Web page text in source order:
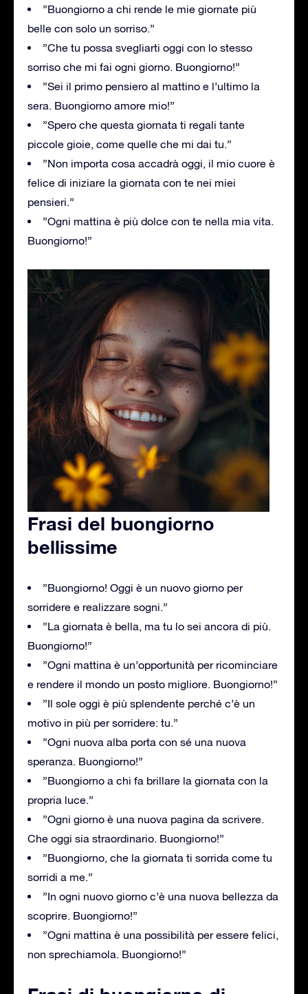
”Buongiorno a chi rende le mie giornate più
belle con solo un sorriso.”
”Che tu possa svegliarti oggi con lo stesso
sorriso che mi fai ogni giorno. Buongiorno!”
”Sei il primo pensiero al mattino e l’ultimo la
sera. Buongiorno amore mio!”
”Spero che questa giornata ti regali tante
piccole gioie, come quelle che mi dai tu.”
”Non importa cosa accadrà oggi, il mio cuore è
felice di iniziare la giornata con te nei miei
pensieri.”
”Ogni mattina è più dolce con te nella mia vita.
Buongiorno!”
Frasi del buongiorno
bellissime
”Buongiorno! Oggi è un nuovo giorno per
sorridere e realizzare sogni.”
”La giornata è bella, ma tu lo sei ancora di più.
Buongiorno!”
”Ogni mattina è un’opportunità per ricominciare
e rendere il mondo un posto migliore. Buongiorno!”
”Il sole oggi è più splendente perché c’è un
motivo in più per sorridere: tu.”
”Ogni nuova alba porta con sé una nuova
speranza. Buongiorno!”
”Buongiorno a chi fa brillare la giornata con la
propria luce.”
”Ogni giorno è una nuova pagina da scrivere.
Che oggi sia straordinario. Buongiorno!”
”Buongiorno, che la giornata ti sorrida come tu
sorridi a me.”
”In ogni nuovo giorno c’è una nuova bellezza da
scoprire. Buongiorno!”
”Ogni mattina è una possibilità per essere felici,
non sprechiamola. Buongiorno!”